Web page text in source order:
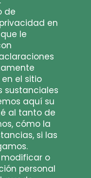
de
en
le
el sitio
sustanciales
aquí su
al tanto de
cómo la
si las
modificar o
personal